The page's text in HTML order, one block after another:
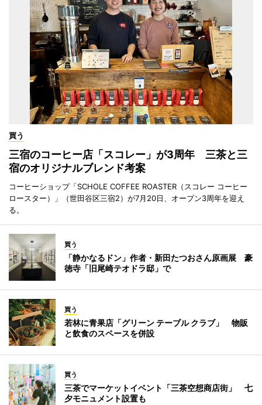
買う
三宿のコーヒー店「スコレー」が3周年 三茶と三
宿のオリジナルブレンド考案
コーヒーショップ「SCHOLE COFFEE ROASTER（スコレー コーヒー
ロースター）」（世田谷区三宿2）が7月20日、オープン3周年を迎え
る。
買う
「静かなるドン」作者・新田たつおさん原画展 豪
徳寺「旧尾崎テオドラ邸」で
買う
若林に青果店「グリーン テーブル クラブ」 物販
と飲食のスペースを併設
買う
三茶でマーケットイベント「三茶空想商店街」 七
夕モニュメント設置も